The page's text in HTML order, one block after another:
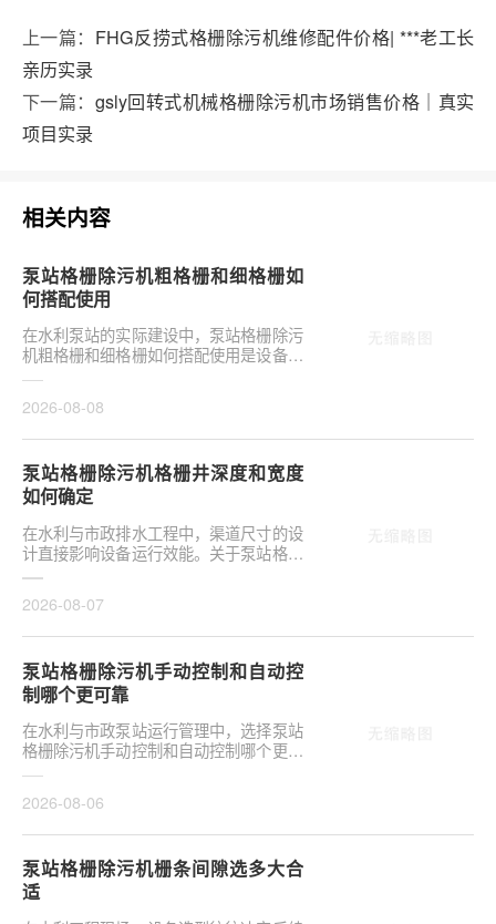
上一篇： FHG反捞式格栅除污机维修配件价格| ***老工长
亲历实录
下一篇： gsly回转式机械格栅除污机市场销售价格｜真实
项目实录
相关内容
泵站格栅除污机粗格栅和细格栅如
何搭配使用
在水利泵站的实际建设中，泵站格栅除污
机粗格栅和细格栅如何搭配使用是设备选
型的关键环节。合理配置直接影响后续水
2026-08-08
泵站格栅除污机格栅井深度和宽度
如何确定
在水利与市政排水工程中，渠道尺寸的设
计直接影响设备运行效能。关于泵站格栅
除污机格栅井深度和宽度如何确定，是前
2026-08-07
泵站格栅除污机手动控制和自动控
制哪个更可靠
在水利与市政泵站运行管理中，选择泵站
格栅除污机手动控制和自动控制哪个更可
靠，往往是项目决策的关键环节。这并非
2026-08-06
泵站格栅除污机栅条间隙选多大合
适